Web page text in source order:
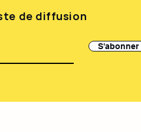
de diffusion
S'abonner